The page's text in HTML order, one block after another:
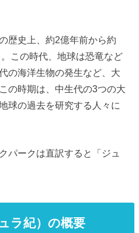
歴史上、約2億年前から約
この時代、地球は恐竜など
の海洋生物の発生など、大
の時期は、中生代の3つの大
球の過去を研究する人々に
パークは直訳すると「ジュ
ラ紀）の概要